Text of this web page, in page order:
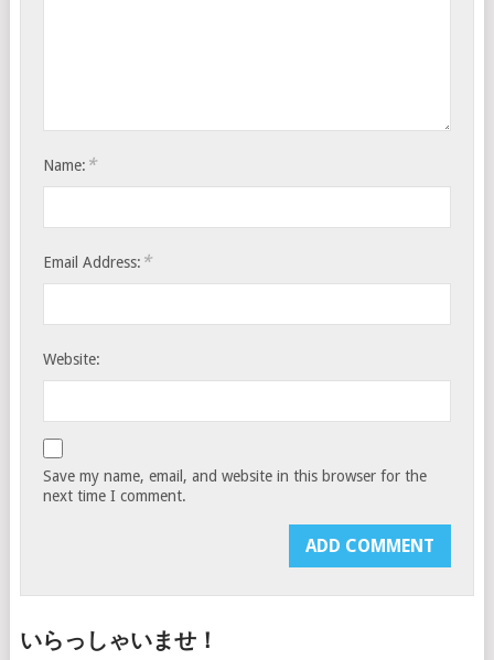
Name: *
Email Address: *
Website:
Save my name, email, and website in this browser for the
next time I comment.
いらっしゃいませ！